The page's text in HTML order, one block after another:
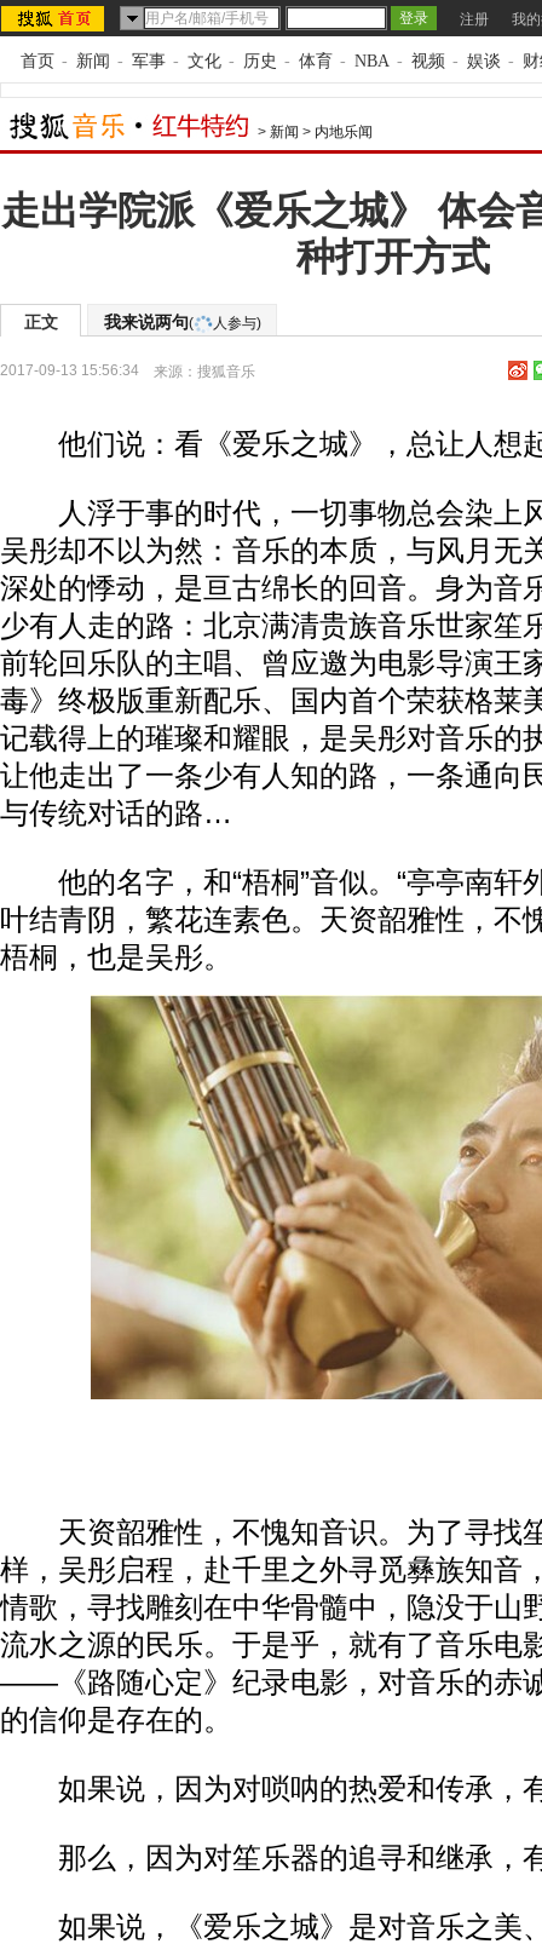
注册 我
首页 - 新闻 - 军事 - 文化 - 历史 - 体育 - NBA - 视频 - 娱谈 -
> 新闻 > 内地乐闻
走出学院派《爱乐之城》 体会
种打开方式
正文 我来说两句( 人参与)
2017-09-13 15:56:34 来源： 搜狐音乐
他们说：看《爱乐之城》，总让人想
人浮于事的时代，一切事物总会染上
吴彤却不以为然：音乐的本质，与风月无
深处的悸动，是亘古绵长的回音。身为音
少有人走的路：北京满清贵族音乐世家笙
前轮回乐队的主唱、曾应邀为电影导演王
毒》终极版重新配乐、国内首个荣获格
记载得上的璀璨和耀眼，是吴彤对音乐的
让他走出了一条少有人知的路，一条通向
与传统对话的路…
他的名字，和“梧桐”音似。“亭亭南轩
叶结青阴，繁花连素色。天资韶雅性，不
梧桐，也是吴彤。
天资韶雅性，不愧知音识。为了寻找
样，吴彤启程，赴千里之外寻觅彝族知音
情歌，寻找雕刻在中华骨髓中，隐没于山
流水之源的民乐。于是乎，就有了音乐电
——《路随心定》纪录电影，对音乐的赤
的信仰是存在的。
如果说，因为对唢呐的热爱和传承，
那么，因为对笙乐器的追寻和继承，
如果说，《爱乐之城》是对音乐之美